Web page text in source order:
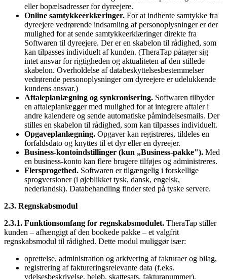
eller bopælsadresser for dyreejere.
Online samtykkeerklæringer. For at indhente samtykke fra
dyreejere vedrørende indsamling af personoplysninger er der
mulighed for at sende samtykkeerklæringer direkte fra
Softwaren til dyreejere. Der er en skabelon til rådighed, som
kan tilpasses individuelt af kunden. (TheraTap påtager sig
intet ansvar for rigtigheden og aktualiteten af den stillede
skabelon. Overholdelse af databeskyttelsesbestemmelser
vedrørende personoplysninger om dyreejere er udelukkende
kundens ansvar.)
Aftaleplanlægning og synkronisering. Softwaren tilbyder
en aftaleplanlægger med mulighed for at integrere aftaler i
andre kalendere og sende automatiske påmindelsesmails. Der
stilles en skabelon til rådighed, som kan tilpasses individuelt.
Opgaveplanlægning. Opgaver kan registreres, tildeles en
forfaldsdato og knyttes til et dyr eller en dyreejer.
Business-kontoindstillinger (kun „Business-pakke"). Med
en business-konto kan flere brugere tilføjes og administreres.
Flersprogethed. Softwaren er tilgængelig i forskellige
sprogversioner (i øjeblikket tysk, dansk, engelsk,
nederlandsk). Databehandling finder sted på tyske servere.
2.3. Regnskabsmodul
2.3.1. Funktionsomfang for regnskabsmodulet. TheraTap stiller
kunden – afhængigt af den bookede pakke – et valgfrit
regnskabsmodul til rådighed. Dette modul muliggør især:
oprettelse, administration og arkivering af fakturaer og bilag,
registrering af faktureringsrelevante data (f.eks.
ydelsesbeskrivelse, beløb, skattesats, fakturanummer),